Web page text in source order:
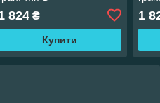
824₴
Купити
1